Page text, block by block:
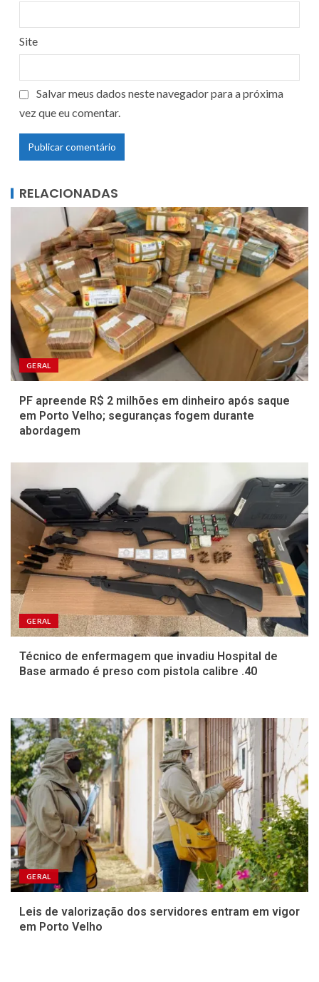
Site
Salvar meus dados neste navegador para a próxima
vez que eu comentar.
RELACIONADAS
GERAL
PF apreende R$ 2 milhões em dinheiro após saque
em Porto Velho; seguranças fogem durante
abordagem
GERAL
Técnico de enfermagem que invadiu Hospital de
Base armado é preso com pistola calibre .40
GERAL
Leis de valorização dos servidores entram em vigor
em Porto Velho